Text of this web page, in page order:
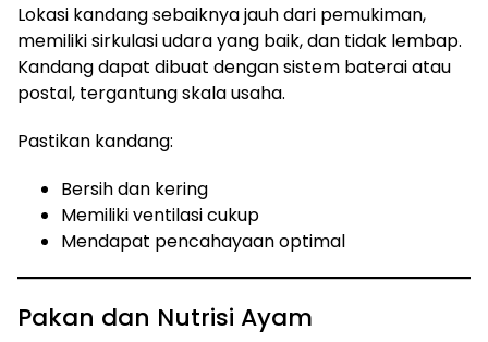
Lokasi kandang sebaiknya jauh dari pemukiman,
memiliki sirkulasi udara yang baik, dan tidak lembap.
Kandang dapat dibuat dengan sistem baterai atau
postal, tergantung skala usaha.
Pastikan kandang:
Bersih dan kering
Memiliki ventilasi cukup
Mendapat pencahayaan optimal
Pakan dan Nutrisi Ayam